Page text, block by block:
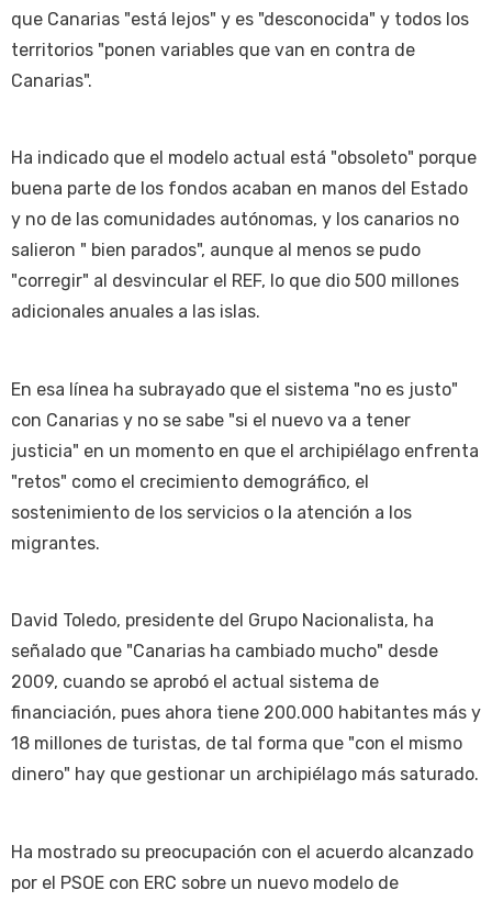
que Canarias "está lejos" y es "desconocida" y todos los
territorios "ponen variables que van en contra de
Canarias".
Ha indicado que el modelo actual está "obsoleto" porque
buena parte de los fondos acaban en manos del Estado
y no de las comunidades autónomas, y los canarios no
salieron " bien parados", aunque al menos se pudo
"corregir" al desvincular el REF, lo que dio 500 millones
adicionales anuales a las islas.
En esa línea ha subrayado que el sistema "no es justo"
con Canarias y no se sabe "si el nuevo va a tener
justicia" en un momento en que el archipiélago enfrenta
"retos" como el crecimiento demográfico, el
sostenimiento de los servicios o la atención a los
migrantes.
David Toledo, presidente del Grupo Nacionalista, ha
señalado que "Canarias ha cambiado mucho" desde
2009, cuando se aprobó el actual sistema de
financiación, pues ahora tiene 200.000 habitantes más y
18 millones de turistas, de tal forma que "con el mismo
dinero" hay que gestionar un archipiélago más saturado.
Ha mostrado su preocupación con el acuerdo alcanzado
por el PSOE con ERC sobre un nuevo modelo de